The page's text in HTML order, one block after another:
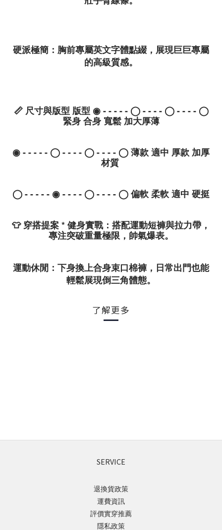
硬派極簡 ：胸前專屬英文字體點綴，展現巨巨專屬
的高級質感。
📏尺寸與版型版型 ◉ - - - - - ◯ - - - - ◯ - - - - ◯
緊身 合身 寬鬆 加大厚薄
◉ - - - - - ◯ - - - - ◯ - - - - ◯ 薄款 適中 厚款 加厚
材質
◯ - - - - - ◉ - - - - ◯ - - - - ◯ 偏軟 柔軟 適中 硬挺
👕穿搭提案*健身實戰：搭配運動短褲與拉力帶，
專注突破重量極限，帥氣爆表。
運動休閒 ：下身換上合身束口棉褲，日常出門也能
輕鬆展現倒三角體態。
了解更多
SERVICE
退換貨政策
運費資訊
評價實穿推薦
隱私政策